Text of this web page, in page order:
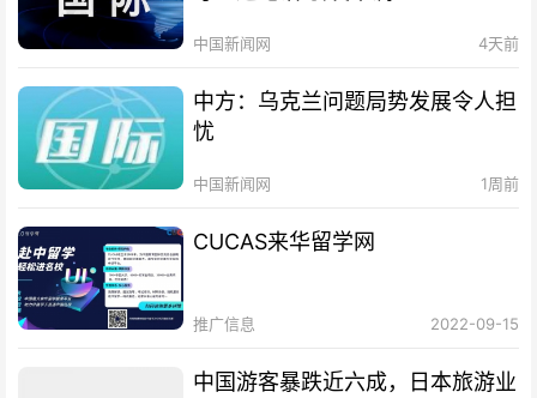
中国新闻网 4天前
中方：乌克兰问题局势发展令人担
忧
中国新闻网 1周前
CUCAS来华留学网
推广信息 2022-09-15
中国游客暴跌近六成，日本旅游业